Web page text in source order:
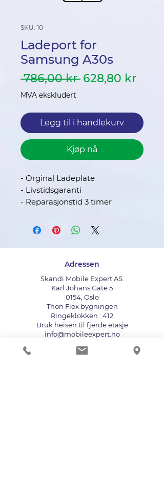
SKU: 10
Ladeport for
Samsung A30s
786,00 kr Vanlig
628,80 kr
MVA ekskludert
Legg til i handlekurv
Kjøp nå
- Orginal Ladeplate
- Livstidsgaranti
- Reparasjonstid 3 timer
Adressen
Skandi Mobile Expert AS.
Karl Johans Gate 5
0154, Oslo
Thon Flex bygningen
Ringeklokken : 412
Bruk heisen til fjerde etasje
info@mobileexpert.no